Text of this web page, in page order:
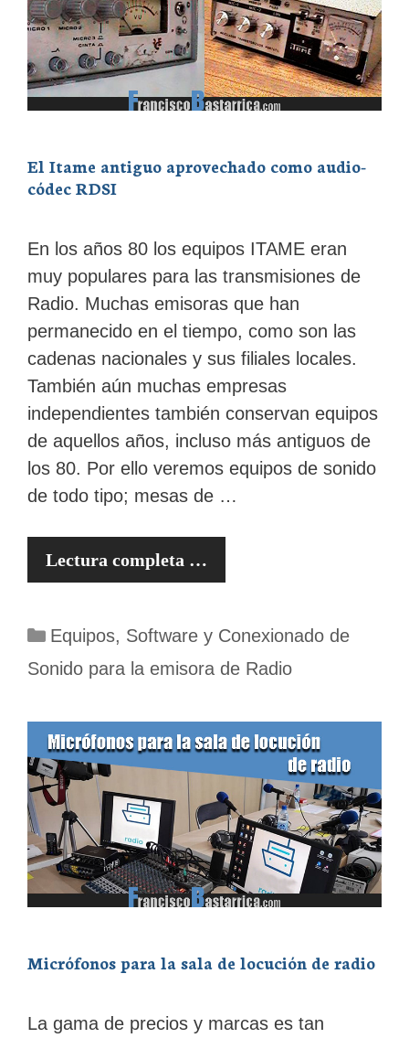
El Itame antiguo aprovechado como audio-
códec RDSI
En los años 80 los equipos ITAME eran
muy populares para las transmisiones de
Radio. Muchas emisoras que han
permanecido en el tiempo, como son las
cadenas nacionales y sus filiales locales.
También aún muchas empresas
independientes también conservan equipos
de aquellos años, incluso más antiguos de
los 80. Por ello veremos equipos de sonido
de todo tipo; mesas de …
Lectura completa …
Categorías
Equipos, Software y Conexionado de
Sonido para la emisora de Radio
Micrófonos para la sala de locución de radio
La gama de precios y marcas es tan